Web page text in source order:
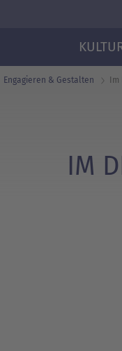
Engagieren & Gestalten
IM